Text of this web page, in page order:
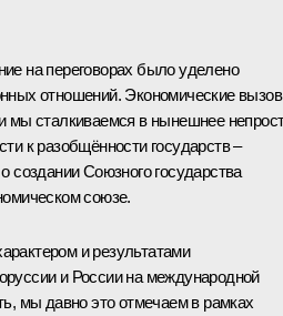
на переговорах было уделено
отношений. Экономические
мы сталкиваемся в нынешнее
к разобщённости государств –
создании Союзного государства
союзе.
и результатами
и России на международной
мы давно это отмечаем в рамках